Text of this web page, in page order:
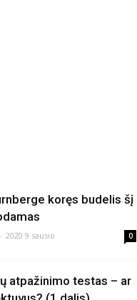
koręs budelis šį
- 2020 9 sausio 0
atpažinimo testas – ar